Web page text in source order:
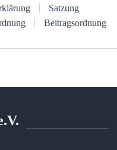
Satzung
Beitragsordnung